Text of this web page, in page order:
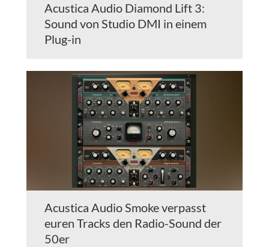
Acustica Audio Diamond Lift 3:
Sound von Studio DMI in einem
Plug-in
Acustica Audio Smoke verpasst
euren Tracks den Radio-Sound der
50er